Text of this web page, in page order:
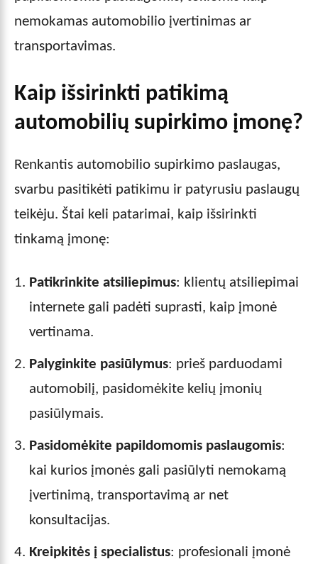
nemokamas automobilio įvertinimas ar
transportavimas.
Kaip išsirinkti patikimą
automobilių supirkimo įmonę?
Renkantis automobilio supirkimo paslaugas,
svarbu pasitikėti patikimu ir patyrusiu paslaugų
teikėju. Štai keli patarimai, kaip išsirinkti
tinkamą įmonę:
Patikrinkite atsiliepimus: klientų atsiliepimai
internete gali padėti suprasti, kaip įmonė
vertinama.
Palyginkite pasiūlymus: prieš parduodami
automobilį, pasidomėkite kelių įmonių
pasiūlymais.
Pasidomėkite papildomomis paslaugomis:
kai kurios įmonės gali pasiūlyti nemokamą
įvertinimą, transportavimą ar net
konsultacijas.
Kreipkitės į specialistus: profesionali įmonė